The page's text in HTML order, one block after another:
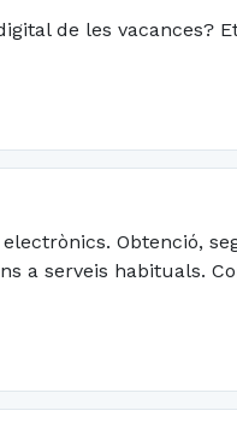
de les vacances?
Obtenció,
a serveis habituals.